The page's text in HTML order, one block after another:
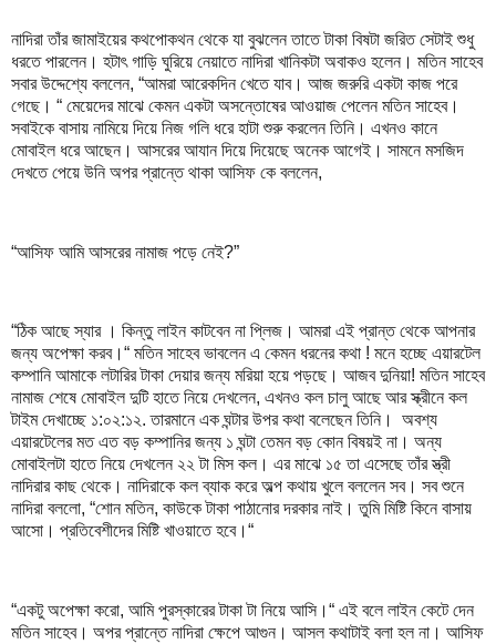
নাদিরা তাঁর জামাইয়ের কথপোকথন থেকে যা বুঝলেন তাতে টাকা বিষটা জরিত সেটাই শুধু
ধরতে পারলেন। হটাৎ গাড়ি ঘুরিয়ে নেয়াতে নাদিরা খানিকটা অবাকও হলেন। মতিন সাহেব
সবার উদ্দেশ্যে বললেন, “আমরা আরেকদিন খেতে যাব। আজ জরুরি একটা কাজ পরে
গেছে। “ মেয়েদের মাঝে কেমন একটা অসন্তোষের আওয়াজ পেলেন মতিন সাহেব।
সবাইকে বাসায় নামিয়ে দিয়ে নিজ গলি ধরে হাটা শুরু করলেন তিনি। এখনও কানে
মোবাইল ধরে আছেন। আসরের আযান দিয়ে দিয়েছে অনেক আগেই। সামনে মসজিদ
দেখতে পেয়ে উনি অপর প্রান্তে থাকা আসিফ কে বললেন,
“আসিফ আমি আসরের নামাজ পড়ে নেই?”
“ঠিক আছে স্যার । কিন্তু লাইন কাটবেন না প্লিজ। আমরা এই প্রান্ত থেকে আপনার
জন্য অপেক্ষা করব।“ মতিন সাহেব ভাবলেন এ কেমন ধরনের কথা ! মনে হচ্ছে এয়ারটেল
কম্পানি আমাকে লটারির টাকা দেয়ার জন্য মরিয়া হয়ে পড়ছে। আজব দুনিয়া! মতিন সাহেব
নামাজ শেষে মোবাইল দুটি হাতে নিয়ে দেখলেন, এখনও কল চালু আছে আর স্ক্রীনে কল
টাইম দেখাচ্ছে ১:০২:১২. তারমানে এক ঘন্টার উপর কথা বলেছেন তিনি। অবশ্য
এয়ারটেলের মত এত বড় কম্পানির জন্য ১ ঘন্টা তেমন বড় কোন বিষয়ই না। অন্য
মোবাইলটা হাতে নিয়ে দেখলেন ২২ টা মিস কল। এর মাঝে ১৫ তা এসেছে তাঁর স্ত্রী
নাদিরার কাছ থেকে। নাদিরাকে কল ব্যাক করে অল্প কথায় খুলে বললেন সব। সব শুনে
নাদিরা বললো, “শোন মতিন, কাউকে টাকা পাঠানোর দরকার নাই। তুমি মিষ্টি কিনে বাসায়
আসো। প্রতিবেশীদের মিষ্টি খাওয়াতে হবে।“
“একটু অপেক্ষা করো, আমি পুরস্কারের টাকা টা নিয়ে আসি।“ এই বলে লাইন কেটে দেন
মতিন সাহেব। অপর প্রান্তে নাদিরা ক্ষেপে আগুন। আসল কথাটাই বলা হল না। আসিফ